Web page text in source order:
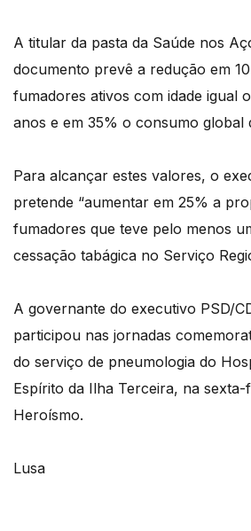
A titular da pasta da Saúde nos
documento prevê a redução em
fumadores ativos com idade igual
anos e em 35% o consumo global
Para alcançar estes valores, o
pretende “aumentar em 25% a
fumadores que teve pelo menos
cessação tabágica no Serviço
A governante do executivo PSD/
participou nas jornadas
do serviço de pneumologia do
Espírito da Ilha Terceira, na
Heroísmo.
Lusa